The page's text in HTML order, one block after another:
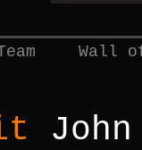
Wall